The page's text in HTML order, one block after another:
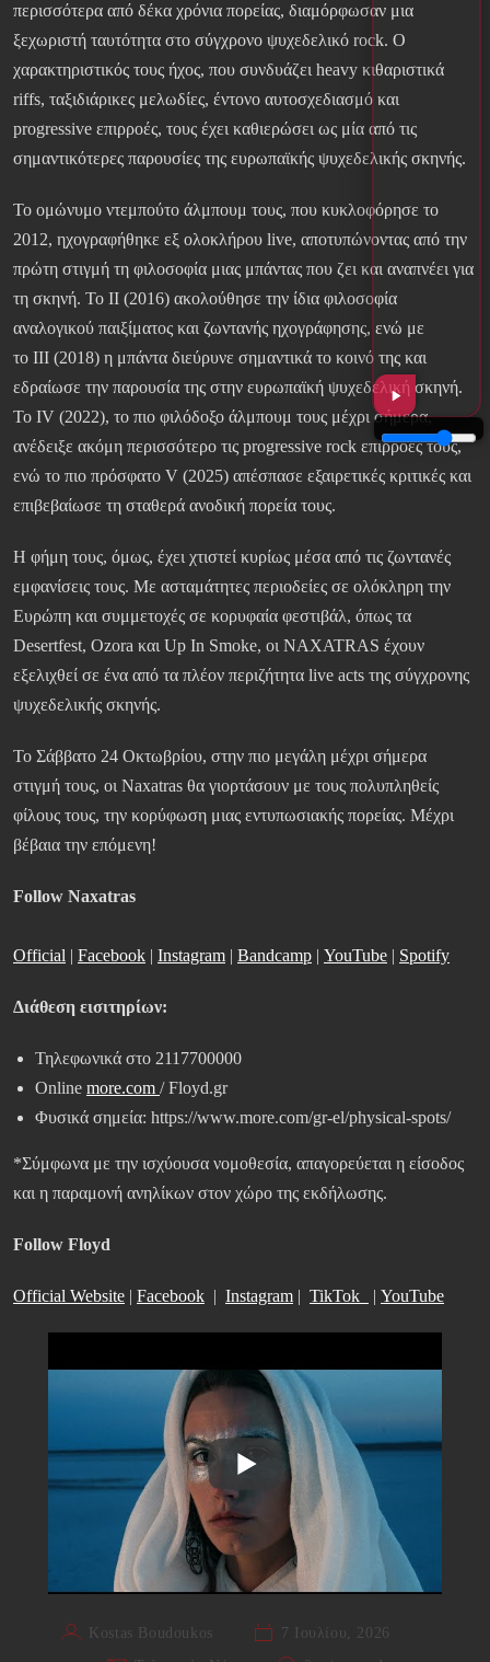
περισσότερα από δέκα χρόνια πορείας, διαμόρφωσαν μια
ξεχωριστή ταυτότητα στο σύγχρονο ψυχεδελικό rock. Ο
χαρακτηριστικός τους ήχος, που συνδυάζει heavy κιθαριστικά
riffs, ταξιδιάρικες μελωδίες, έντονο αυτοσχεδιασμό και
progressive επιρροές, τους έχει καθιερώσει ως μία από τις
σημαντικότερες παρουσίες της ευρωπαϊκής ψυχεδελικής σκηνής.
Το ομώνυμο ντεμπούτο άλμπουμ τους, που κυκλοφόρησε το
2012, ηχογραφήθηκε εξ ολοκλήρου live, αποτυπώνοντας από την
πρώτη στιγμή τη φιλοσοφία μιας μπάντας που ζει και αναπνέει για
τη σκηνή. Το II (2016) ακολούθησε την ίδια φιλοσοφία
αναλογικού παιξίματος και ζωντανής ηχογράφησης, ενώ με
το III (2018) η μπάντα διεύρυνε σημαντικά το κοινό της και
εδραίωσε την παρουσία της στην ευρωπαϊκή ψυχεδελική σκηνή.
Το IV (2022), το πιο φιλόδοξο άλμπουμ τους μέχρι σήμερα,
ανέδειξε ακόμη περισσότερο τις progressive rock επιρροές τους,
ενώ το πιο πρόσφατο V (2025) απέσπασε εξαιρετικές κριτικές και
επιβεβαίωσε τη σταθερά ανοδική πορεία τους.
Η φήμη τους, όμως, έχει χτιστεί κυρίως μέσα από τις ζωντανές
εμφανίσεις τους. Με ασταμάτητες περιοδείες σε ολόκληρη την
Ευρώπη και συμμετοχές σε κορυφαία φεστιβάλ, όπως τα
Desertfest, Ozora και Up In Smoke, οι NAXATRAS έχουν
εξελιχθεί σε ένα από τα πλέον περιζήτητα live acts της σύγχρονης
ψυχεδελικής σκηνής.
Το Σάββατο 24 Οκτωβρίου, στην πιο μεγάλη μέχρι σήμερα
στιγμή τους, οι Naxatras θα γιορτάσουν με τους πολυπληθείς
φίλους τους, την κορύφωση μιας εντυπωσιακής πορείας. Μέχρι
βέβαια την επόμενη!
Follow Naxatras
Official | Facebook | Instagram | Bandcamp | YouTube | Spotify
Διάθεση εισιτηρίων:
Τηλεφωνικά στο 2117700000
Online more.com / Floyd.gr
Φυσικά σημεία: https://www.more.com/gr-el/physical-spots/
*Σύμφωνα με την ισχύουσα νομοθεσία, απαγορεύεται η είσοδος
και η παραμονή ανηλίκων στον χώρο της εκδήλωσης.
Follow Floyd
Official Website | Facebook | Instagram | TikTok | YouTube
Kostas Boudoukos
7 Ιουλίου, 2026